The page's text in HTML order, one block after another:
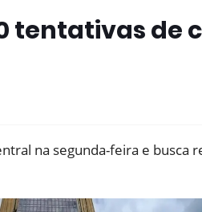
tentativas de
na segunda-feira e busca